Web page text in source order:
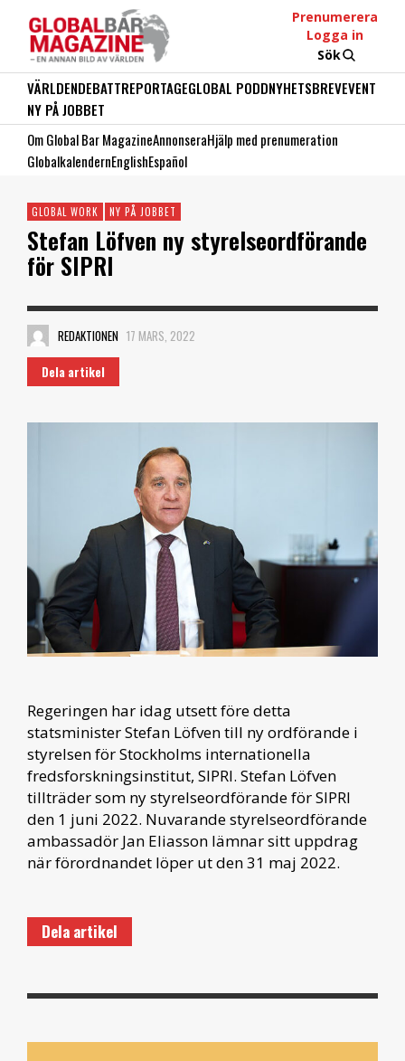
Prenumerera
Logga in
Sök
VÄRLDENDEBATTREPORTAGEGLOBAL PODDNYHETSBREVEVENT
NY PÅ JOBBET
Om Global Bar MagazineAnnonseraHjälp med prenumeration
GlobalkalendernEnglishEspañol
GLOBAL WORK NY PÅ JOBBET
Stefan Löfven ny styrelseordförande
för SIPRI
REDAKTIONEN 17 MARS, 2022
Dela artikel
Regeringen har idag utsett före detta
statsminister Stefan Löfven till ny ordförande i
styrelsen för Stockholms internationella
fredsforskningsinstitut, SIPRI. Stefan Löfven
tillträder som ny styrelseordförande för SIPRI
den 1 juni 2022. Nuvarande styrelseordförande
ambassadör Jan Eliasson lämnar sitt uppdrag
när förordnandet löper ut den 31 maj 2022.
Dela artikel